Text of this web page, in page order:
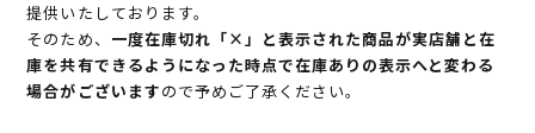
提供いたしております。
そのため、 一度在庫切れ「×」と表示された商品が実店舗と在
庫を共有できるようになった時点で在庫ありの表示へと変わる
場合がございますので予めご了承ください。